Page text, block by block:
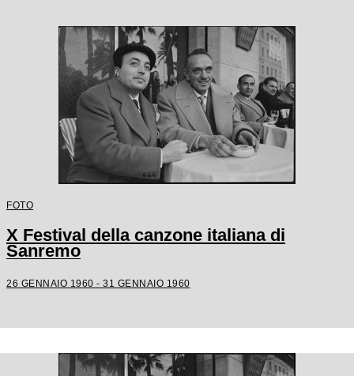
FOTO
X Festival della canzone italiana di
Sanremo
26 GENNAIO 1960 - 31 GENNAIO 1960